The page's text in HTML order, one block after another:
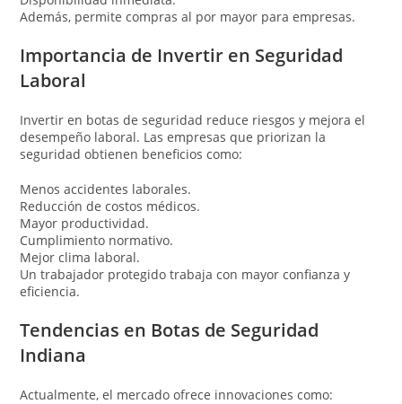
Además, permite compras al por mayor para empresas.
Importancia de Invertir en Seguridad
Laboral
Invertir en botas de seguridad reduce riesgos y mejora el
desempeño laboral. Las empresas que priorizan la
seguridad obtienen beneficios como:
Menos accidentes laborales.
Reducción de costos médicos.
Mayor productividad.
Cumplimiento normativo.
Mejor clima laboral.
Un trabajador protegido trabaja con mayor confianza y
eficiencia.
Tendencias en Botas de Seguridad
Indiana
Actualmente, el mercado ofrece innovaciones como: